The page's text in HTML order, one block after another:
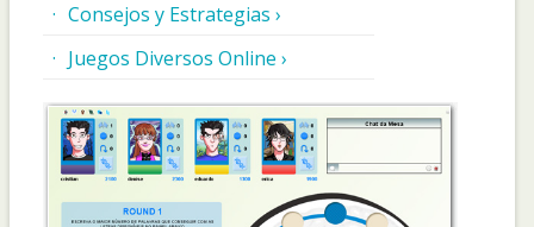
Consejos y Estrategias ›
Juegos Diversos Online ›